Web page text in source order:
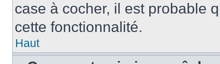
case à cocher, il est probable
cette fonctionnalité.
Haut